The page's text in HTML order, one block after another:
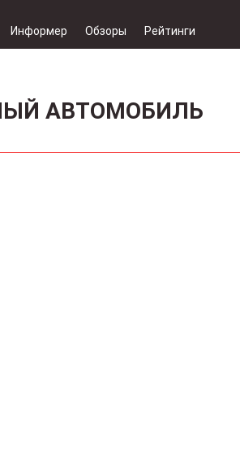
Информер Обзоры Рейтинги
АВТОМОБИЛЬ